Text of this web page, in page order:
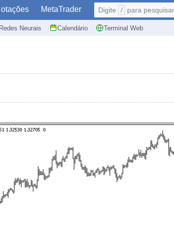
MetaTrader
Neurais Calendário Terminal Web
Digite / para